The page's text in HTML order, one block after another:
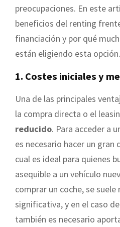
preocupaciones. En este
beneficios del renting
financiación y por qué
están eligiendo esta opción.
1. Costes iniciales y
Una de las principales
la compra directa o el
reducido. Para acceder a
es necesario hacer un gran
cual es ideal para quienes
asequible a un vehículo
comprar un coche, se
significativa, y en el caso
también es necesario